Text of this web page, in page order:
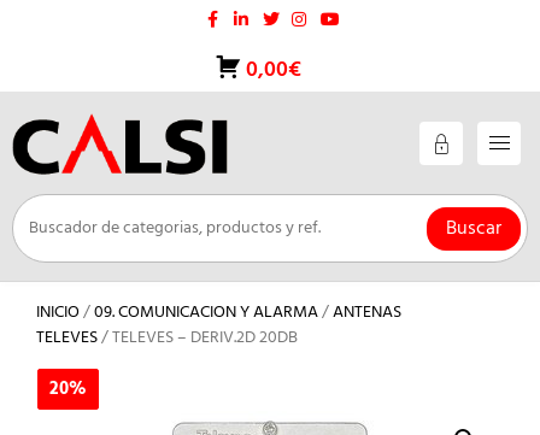
0,00€
Buscar
INICIO/09. COMUNICACION Y ALARMA/ANTENAS
TELEVES/ TELEVES – DERIV.2D 20DB
20%
20%